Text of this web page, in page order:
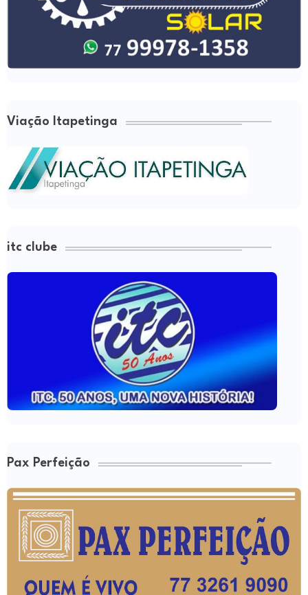
Viação Itapetinga
itc clube
Pax Perfeição